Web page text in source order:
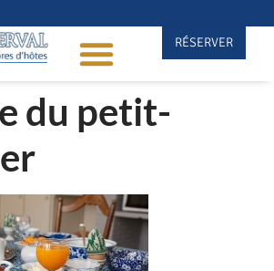
RÉSERVER
du petit-